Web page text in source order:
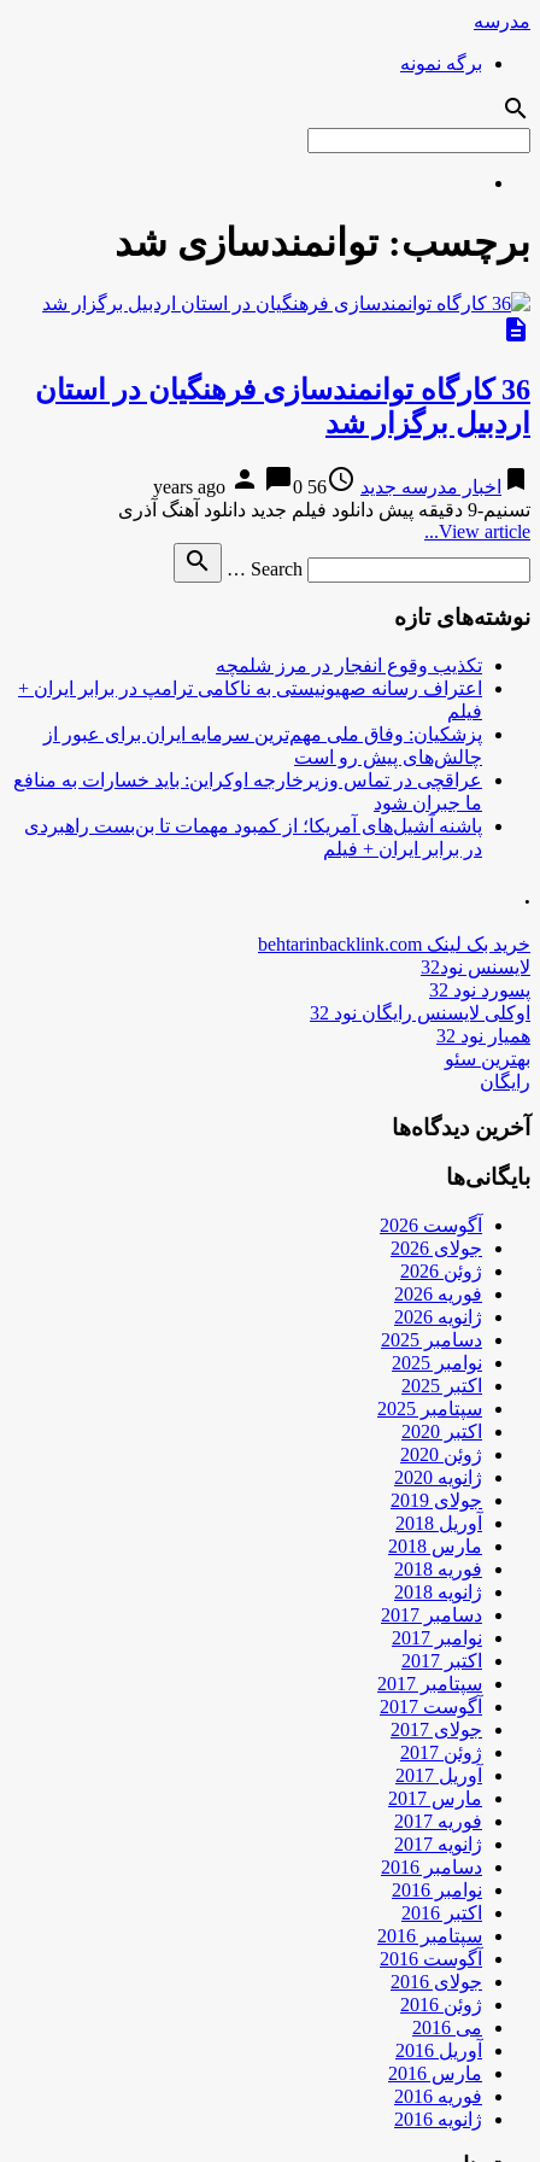
مدرسه
برگه نمونه
search
برچسب:توانمندسازی شد
description
36 کارگاه توانمندسازی فرهنگیان در استان
اردبیل برگزار شد
bookmark اخبار مدرسه جدید access_time
56 years ago
person chat_bubble0
تسنیم-9 دقیقه پیش دانلود فیلم جدید دانلود آهنگ آذری
View article...
Search …
search
نوشته‌های تازه
تکذیب وقوع انفجار در مرز شلمچه
اعتراف رسانه صهیونیستی به ناکامی ترامپ در برابر ایران +
فیلم
پزشکیان: وفاق ملی مهم‌ترین سرمایه ایران برای عبور از
چالش‌های پیش رو است
عراقچی در تماس وزیرخارجه اوکراین: باید خسارات به منافع
ما جبران شود
پاشنه آشیل‌های آمریکا؛ از کمبود مهمات تا بن‌بست راهبردی
در برابر ایران + فیلم
.
خرید بک لینک behtarinbacklink.com
لایسنس نود32
پسورد نود 32
اوکلی لایسنس رایگان نود 32
همیار نود 32
بهترین سئو
رایگان
آخرین دیدگاه‌ها
بایگانی‌ها
آگوست 2026
جولای 2026
ژوئن 2026
فوریه 2026
ژانویه 2026
دسامبر 2025
نوامبر 2025
اکتبر 2025
سپتامبر 2025
اکتبر 2020
ژوئن 2020
ژانویه 2020
جولای 2019
آوریل 2018
مارس 2018
فوریه 2018
ژانویه 2018
دسامبر 2017
نوامبر 2017
اکتبر 2017
سپتامبر 2017
آگوست 2017
جولای 2017
ژوئن 2017
آوریل 2017
مارس 2017
فوریه 2017
ژانویه 2017
دسامبر 2016
نوامبر 2016
اکتبر 2016
سپتامبر 2016
آگوست 2016
جولای 2016
ژوئن 2016
می 2016
آوریل 2016
مارس 2016
فوریه 2016
ژانویه 2016